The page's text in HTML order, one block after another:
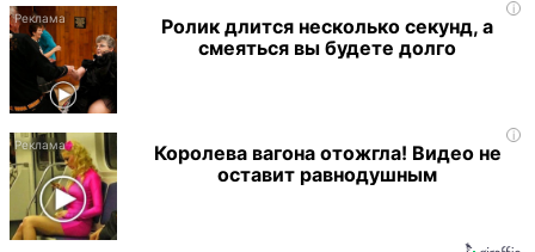
i
Ролик длится несколько секунд, а
смеяться вы будете долго
i
Королева вагона отожгла! Видео не
оставит равнодушным